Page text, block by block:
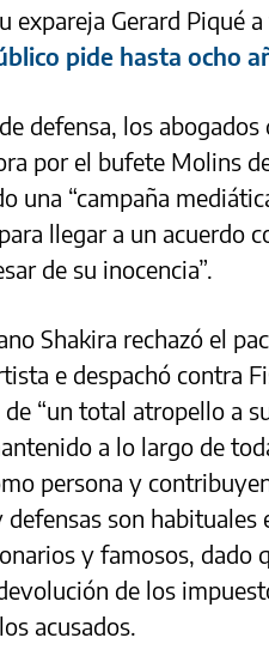
expareja Gerard Piqué
pide hasta ocho
defensa, los
por el bufete Molins
una “campaña
llegar a un acuerdo
de su inocencia”.
Shakira rechazó el
e despachó contra
“un total atropello a
a lo largo de
persona y
defensas son
y famosos, dado
de los
acusados.